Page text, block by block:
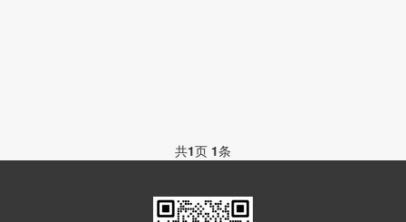
共1页 1条